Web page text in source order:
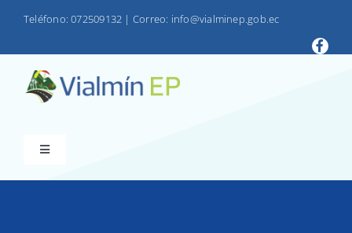
Teléfono: 072509132 | Correo: info@vialminep.gob.ec
Toggle
Navigation